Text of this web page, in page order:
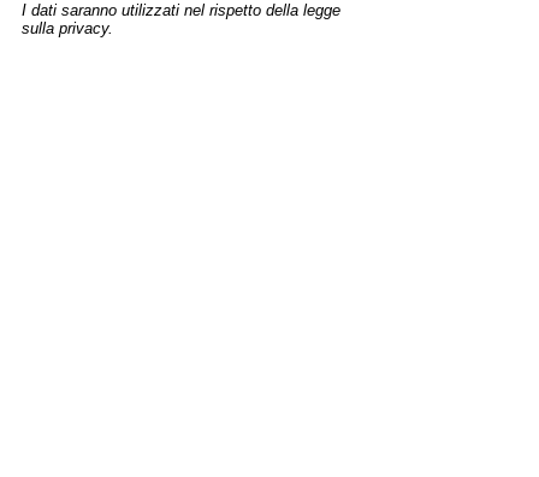
I dati saranno utilizzati nel rispetto della legge
sulla privacy.